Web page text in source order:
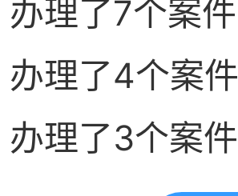
理了7个案件
理了4个案件
理了3个案件